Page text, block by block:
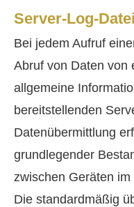
Server-Log-
Bei jedem Aufruf
Abruf von Daten von
allgemeine
bereitstellenden
Datenübermittlung
grundlegender
zwischen Geräten im
Die standardmäßig